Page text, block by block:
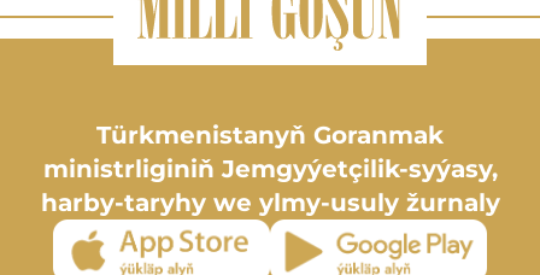
Türkmenistanyň Goranmak
ministrliginiň Jemgyýetçilik-syýasy,
harby-taryhy we ylmy-usuly žurnaly